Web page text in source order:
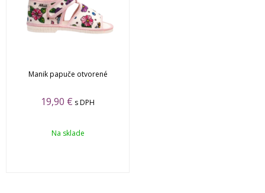
Manik papuče otvorené
19,90 € s DPH
Na sklade